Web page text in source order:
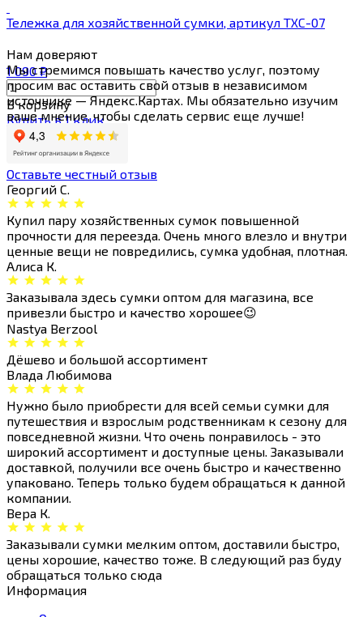
Тележка для хозяйственной сумки, артикул ТХС-07
1 090₽
В корзину
Купить в 1 клик
Нам доверяют
Мы стремимся повышать качество услуг, поэтому
просим вас оставить свой отзыв в независимом
источнике — Яндекс.Картах. Мы обязательно изучим
ваше мнение, чтобы сделать сервис еще лучше!
Оставьте честный отзыв
Георгий С.
Купил пару хозяйственных сумок повышенной
прочности для переезда. Очень много влезло и внутри
ценные вещи не повредились, сумка удобная, плотная.
Алиса К.
Заказывала здесь сумки оптом для магазина, все
привезли быстро и качество хорошее😉
Nastya Berzool
Дёшево и большой ассортимент
Влада Любимова
Нужно было приобрести для всей семьи сумки для
путешествия и взрослым родственникам к сезону для
повседневной жизни. Что очень понравилось - это
широкий ассортимент и доступные цены. Заказывали
доставкой, получили все очень быстро и качественно
упаковано. Теперь только будем обращаться к данной
компании.
Вера К.
Заказывали сумки мелким оптом, доставили быстро,
цены хорошие, качество тоже. В следующий раз буду
обращаться только сюда
Информация